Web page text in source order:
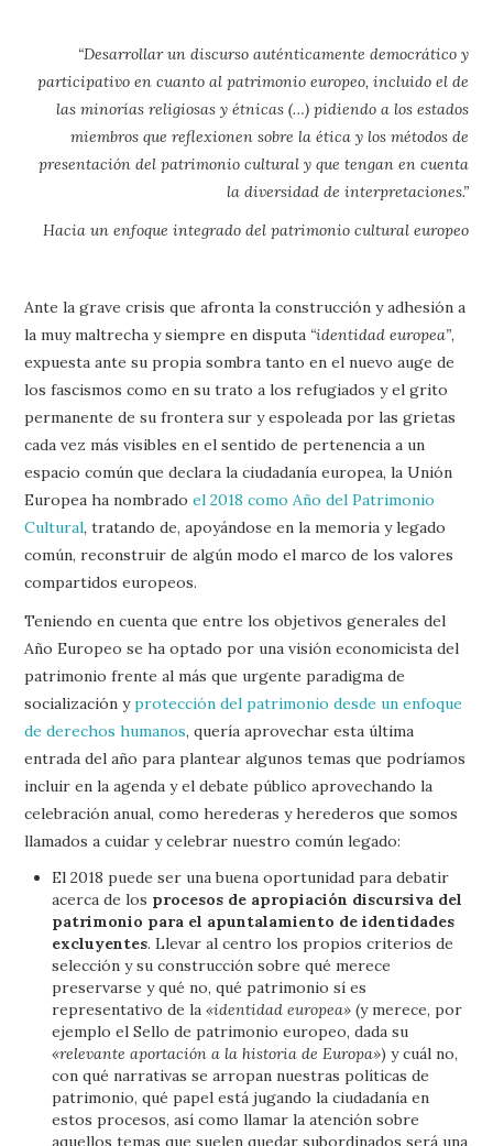
“Desarrollar un discurso auténticamente democrático y
participativo en cuanto al patrimonio europeo, incluido el de
las minorías religiosas y étnicas (…) pidiendo a los estados
miembros que reflexionen sobre la ética y los métodos de
presentación del patrimonio cultural y que tengan en cuenta
la diversidad de interpretaciones.”
Hacia un enfoque integrado del patrimonio cultural europeo
Ante la grave crisis que afronta la construcción y adhesión a
la muy maltrecha y siempre en disputa “identidad europea”,
expuesta ante su propia sombra tanto en el nuevo auge de
los fascismos como en su trato a los refugiados y el grito
permanente de su frontera sur y espoleada por las grietas
cada vez más visibles en el sentido de pertenencia a un
espacio común que declara la ciudadanía europea, la Unión
Europea ha nombradoel 2018 como Año del Patrimonio
Cultural, tratando de, apoyándose en la memoria y legado
común, reconstruir de algún modo el marco de los valores
compartidos europeos.
Teniendo en cuenta que entre los objetivos generales del
Año Europeo se ha optado por una visión economicista del
patrimonio frente al más que urgente paradigma de
socialización yprotección del patrimonio desde un enfoque
de derechos humanos, quería aprovechar esta última
entrada del año para plantear algunos temas que podríamos
incluir en la agenda y el debate público aprovechando la
celebración anual, como herederas y herederos que somos
llamados a cuidar y celebrar nuestro común legado:
El 2018 puede ser una buena oportunidad para debatir
acerca de los procesos de apropiación discursiva del
patrimonio para el apuntalamiento de identidades
excluyentes. Llevar al centro los propios criterios de
selección y su construcción sobre qué merece
preservarse y qué no, qué patrimonio sí es
representativo de la«identidad europea»(y merece, por
ejemplo el Sello de patrimonio europeo, dada su
«relevante aportación a la historia de Europa») y cuál no,
con qué narrativas se arropan nuestras políticas de
patrimonio, qué papel está jugando la ciudadanía en
estos procesos, así como llamar la atención sobre
aquellos temas que suelen quedar subordinados será una